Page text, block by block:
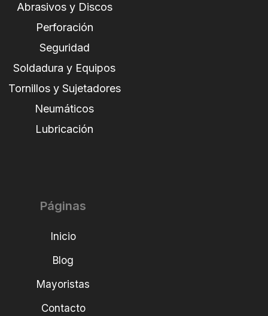
Abrasivos y Discos
Perforación
Seguridad
Soldadura y Equipos
Tornillos y Sujetadores
Neumáticos
Lubricación
Páginas
Inicio
Blog
Mayoristas
Contacto